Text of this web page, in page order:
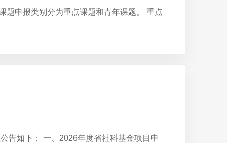
题申报类别分为重点课题和青年课题。 重点
告如下： 一、2026年度省社科基金项目申